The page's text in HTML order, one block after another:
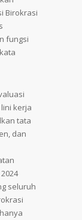
Birokrasi
fungsi
kerja
tata
dan
seluruh